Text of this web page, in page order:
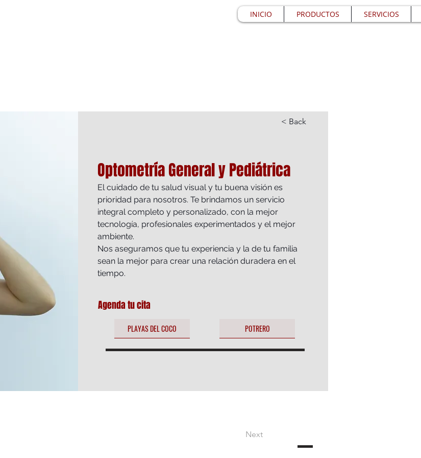
INICIO PRODUCTOS SERVICIOS
< Back
Optometría General y Pediátrica
El cuidado de tu salud visual y tu buena visión es
prioridad para nosotros. Te brindamos un servicio
integral completo y personalizado, con la mejor
tecnología, profesionales experimentados y el mejor
ambiente.
Nos aseguramos que tu experiencia y la de tu familia
sean la mejor para crear una relación duradera en el
tiempo.
Agenda tu cita
PLAYAS DEL COCO POTRERO
Next